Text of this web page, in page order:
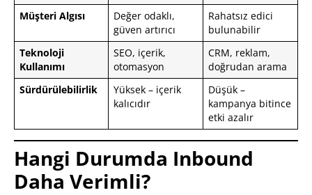
Müşteri Algısı
Değer odaklı,
güven artırıcı
Rahatsız edici
bulunabilir
Teknoloji
Kullanımı
SEO, içerik,
otomasyon
CRM, reklam,
doğrudan arama
Sürdürülebilirlik
Yüksek – içerik
kalıcıdır
Düşük –
kampanya bitince
etki azalır
Hangi Durumda Inbound
Daha Verimli?